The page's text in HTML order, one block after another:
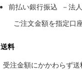
前払い銀行振込 －法
ご注文金額を指定口
送料
受注金額にかかわらず